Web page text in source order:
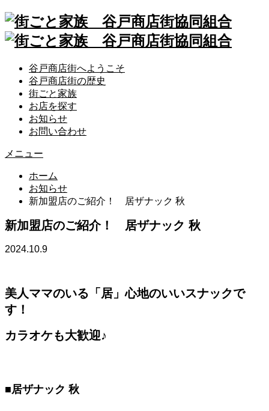
谷戸商店街へようこそ
谷戸商店街の歴史
街ごと家族
お店を探す
お知らせ
お問い合わせ
メニュー
ホーム
お知らせ
新加盟店のご紹介！ 居ザナック 秋
新加盟店のご紹介！ 居ザナック 秋
2024.10.9
美人ママのいる「居」心地のいいスナックで
す！
カラオケも大歓迎♪
■居ザナック 秋